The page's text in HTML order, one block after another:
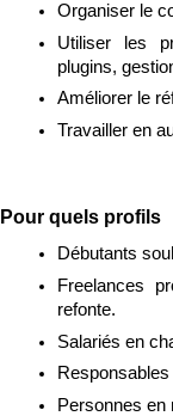
Organiser le
Utiliser les
plugins,
Améliorer le
Travailler en
Pour quels profils
Débutants
Freelances
refonte.
Salariés en
Personnes en